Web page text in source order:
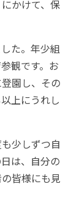
かけて、保
た。年少組
観です。お
園し、その
上にうれし
少しずつ自
は、自分の
皆様にも見